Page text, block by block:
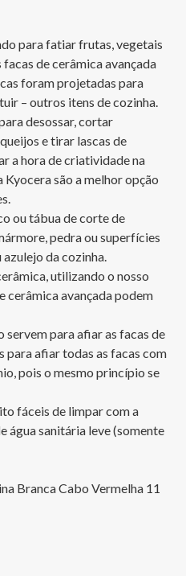
para fatiar frutas, vegetais
de cerâmica avançada
foram projetadas para
– outros itens de cozinha.
desossar, cortar
e tirar lascas de
a hora de criatividade na
Kyocera são a melhor opção
ou tábua de corte de
pedra ou superfícies
azulejo da cozinha.
utilizando o nosso
cerâmica avançada podem
servem para afiar as facas de
para afiar todas as facas com
pois o mesmo princípio se
fáceis de limpar com a
água sanitária leve (somente
Branca Cabo Vermelha 11